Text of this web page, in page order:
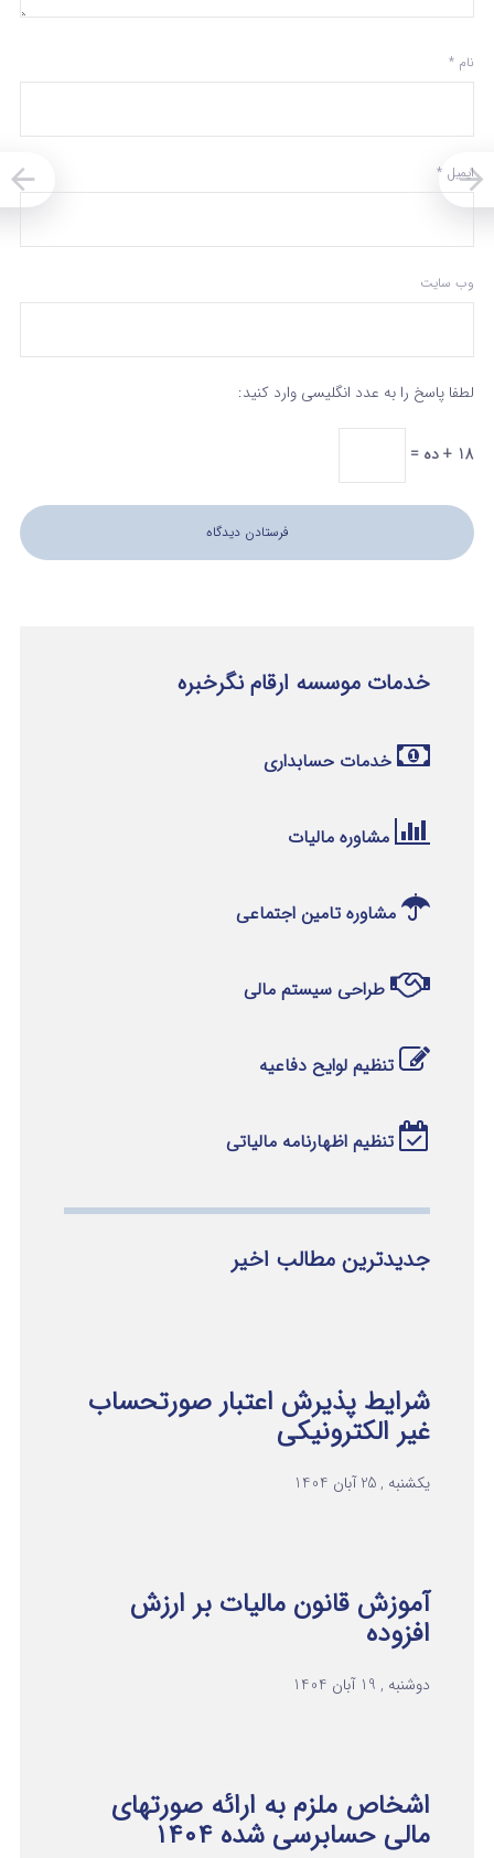
نام *
ایمیل *
وب‌ سایت
لطفا پاسخ را به عدد انگلیسی وارد کنید:
18 + ده =
خدمات موسسه ارقام نگرخبره
خدمات حسابداری
مشاوره مالیات
مشاوره تامین اجتماعی
طراحی سیستم مالی
تنظیم لوایح دفاعیه
تنظیم اظهارنامه مالیاتی
جدیدترین مطالب اخیر
شرایط پذیرش اعتبار صورتحساب
غیر الکترونیکی
یکشنبه , 25 آبان 1404
آموزش قانون مالیات بر ارزش
افزوده
دوشنبه , 19 آبان 1404
اشخاص ملزم به ارائه صورتهای
مالی حسابرسی شده ۱۴۰۴